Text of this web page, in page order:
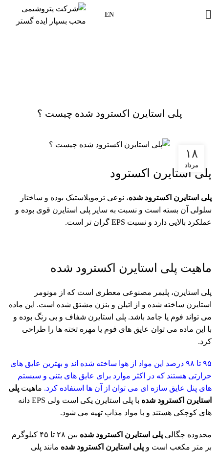
EN
پلی استایرن اکسترود شده چیست ؟
۱۸
مرداد
پلی استایرن اکسترود
پلی استایرن اکسترود شده، نوعی ترموپلاستیک بوده و ساختار
سلولی آن بسته است و نسبت به سایر پلی استایرن قوی بوده و
عملکرد بالایی دارد و نسبت EPS گران تر است.
ماهیت پلی استایرن اکسترود شده
پلی استایرن، پلیمر مصنوعی معطری است که از مونومر
استایرن ساخته شده و از اتیلن و بنزن مشتق شده است. این ماده
می تواند فوم یا جامد باشد. پلی استایرن شفاف و بی رنگ بوده و
با این ماده می توان عایق های فوم یا مهره تخته ها را طراحی
کرد.
۹۵ تا ۹۸ درصد این مواد از هوا ساخته شده اند و بهترین عایق های
حرارتی هستند که در اکثر موارد برای عایق های بتنی و سیستم
های پنل عایق سازه ای می توان از آن ها استفاده کرد. ماهیت پلی
استایرن اکسترود شده
با پلی استایرن یکی است ولی EPS دانه
های کوچکی هستند و با مواد مذاب تهیه می شود.
محدوده چگالی پلی استایرن اکسترود شده
بین ۲۸ تا ۴۵ کیلوگرم
بر متر مکعب است و پلی استایرن اکسترود شده مانند پلی